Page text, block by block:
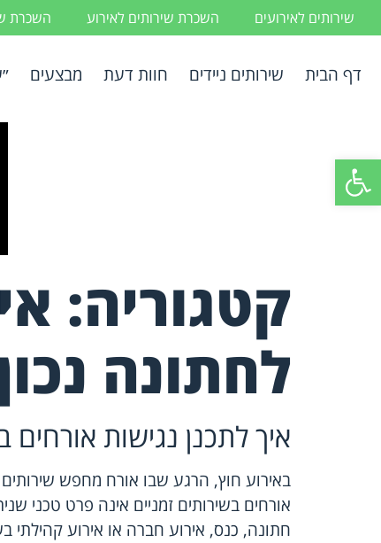
פתח סרגל נגישות
שירותים לאירועים השכרת שירותים לאירוע השכרת
דף הבית שירותים ניידים חוות דעת מבצעים
קטגוריה:
לחתונה
איך לתכנן נגישות אורחים
באירוע חוץ, הרגע שבו אורח מחפש שירותים
אורחים בשירותים זמניים אינה פרט טכני
חתונה, כנס, אירוע חברה או אירוע